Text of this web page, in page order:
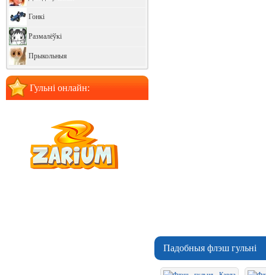
Гонкі
Размалёўкі
Прыкольныя
Гульні онлайн:
Падобныя флэш гульні